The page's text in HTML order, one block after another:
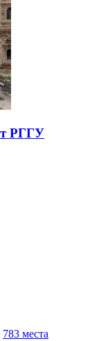
РГГУ
783 места